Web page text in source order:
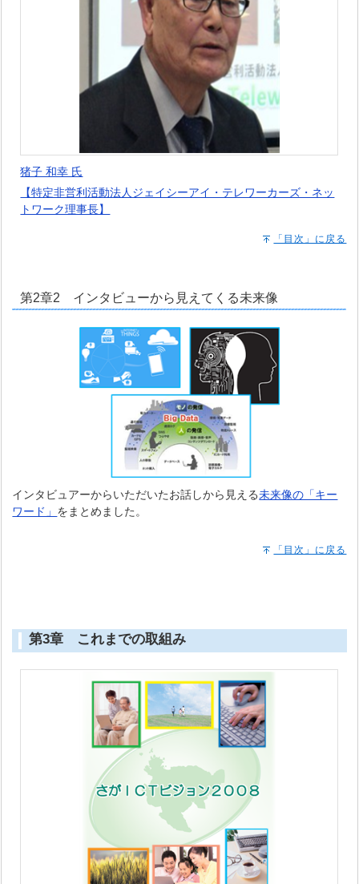
猪子 和幸 氏
【特定非営利活動法人ジェイシーアイ・テレワーカーズ・ネッ
トワーク理事長】
「目次」に戻る
第2章2 インタビューから見えてくる未来像
インタビュアーからいただいたお話しから見える未来像の「キー
ワード」 をまとめました。
「目次」に戻る
第3章 これまでの取組み